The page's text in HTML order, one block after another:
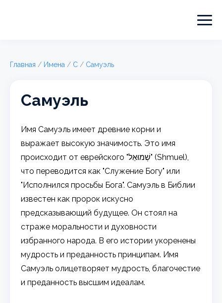
Главная / Имена / С / Самуэль
Самуэль
Имя Самуэль имеет древние корни и
выражает высокую значимость. Это имя
происходит от еврейского "שְׁמוּאֵל" (Shmuel),
что переводится как "Служение Богу" или
"Исполнился просьбы Бога". Самуэль в Библии
известен как пророк искусно
предсказывающий будущее. Он стоял на
страже моральности и духовности
избранного народа. В его истории укоренены
мудрость и преданность принципам. Имя
Самуэль олицетворяет мудрость, благочестие
и преданность высшим идеалам.